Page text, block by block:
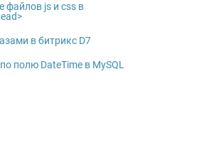
файлов js и css в
в битрикс D7
полю DateTime в MySQL